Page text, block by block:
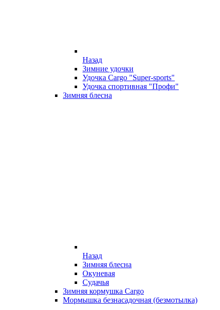
Назад
Зимние удочки
Удочка Cargo "Super-sports"
Удочка спортивная "Профи"
Зимняя блесна
Назад
Зимняя блесна
Окуневая
Судачья
Зимняя кормушка Cargo
Мормышка безнасадочная (безмотылка)